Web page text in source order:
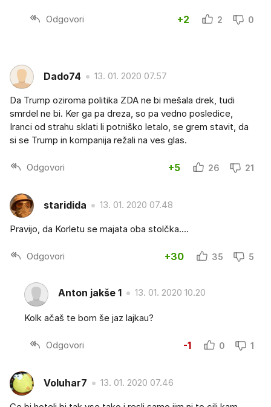
Odgovori +2 2 0
Dado74 13. 01. 2020 07.57
Da Trump oziroma politika ZDA ne bi mešala drek, tudi
smrdel ne bi. Ker ga pa dreza, so pa vedno posledice,
Iranci od strahu sklati li potniško letalo, se grem stavit, da
si se Trump in kompanija režali na ves glas.
Odgovori +5 26 21
staridida 13. 01. 2020 07.48
Pravijo, da Korletu se majata oba stolčka....
Odgovori +30 35 5
Anton jakše 1 13. 01. 2020 10.20
Kolk ačaš te bom še jaz lajkau?
Odgovori -1 0 1
Voluhar7 13. 01. 2020 07.46